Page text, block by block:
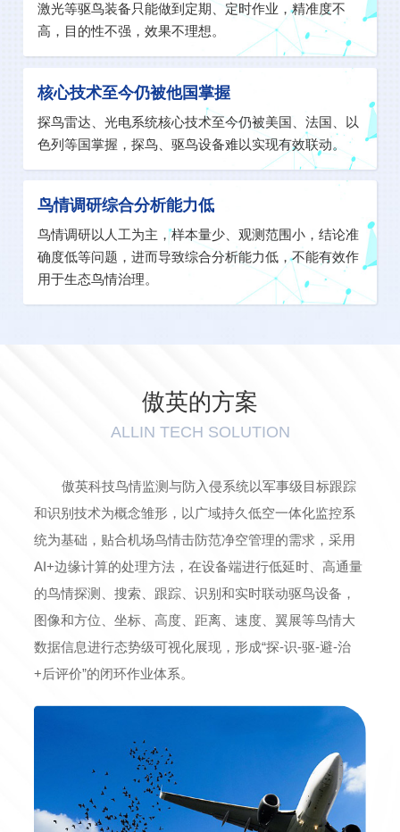
激光等驱鸟装备只能做到定期、定时作业，精准度不
高，目的性不强，效果不理想。
核心技术至今仍被他国掌握
探鸟雷达、光电系统核心技术至今仍被美国、法国、以
色列等国掌握，探鸟、驱鸟设备难以实现有效联动。
鸟情调研综合分析能力低
鸟情调研以人工为主，样本量少、观测范围小，结论准
确度低等问题，进而导致综合分析能力低，不能有效作
用于生态鸟情治理。
傲英的方案
ALLIN TECH SOLUTION
傲英科技鸟情监测与防入侵系统以军事级目标跟踪
和识别技术为概念雏形，以广域持久低空一体化监控系
统为基础，贴合机场鸟情击防范净空管理的需求，采用
AI+边缘计算的处理方法，在设备端进行低延时、高通量
的鸟情探测、搜索、跟踪、识别和实时联动驱鸟设备，
图像和方位、坐标、高度、距离、速度、翼展等鸟情大
数据信息进行态势级可视化展现，形成“探-识-驱-避-治
+后评价”的闭环作业体系。